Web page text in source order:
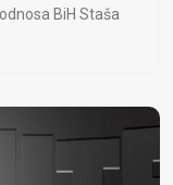
BiH Staša